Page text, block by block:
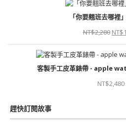
「你要翹班去哪裡
NT$2,280 NT$
客製手工皮革錶帶 - apple
NT$2,480
趕快訂閱故事